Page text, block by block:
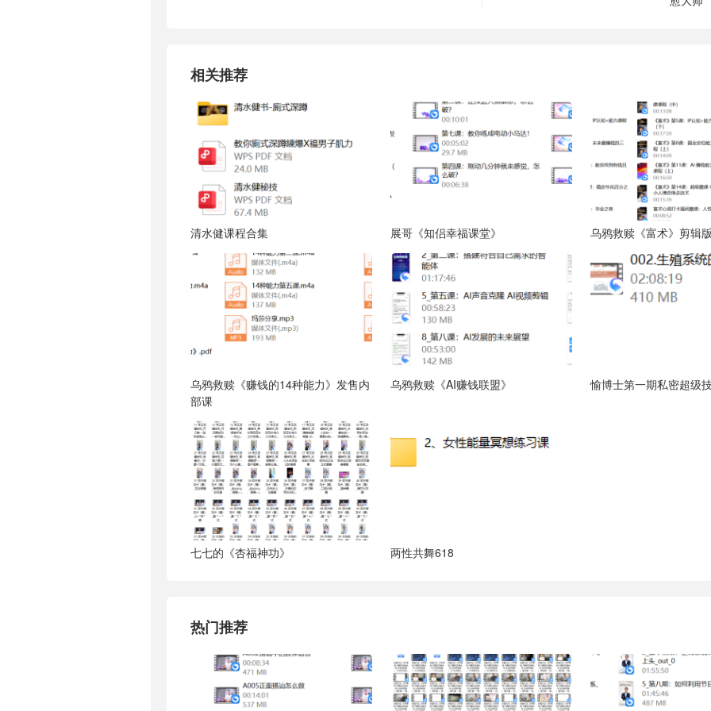
相关推荐
清水健课程合集 展哥《知侣幸福课堂》 乌鸦救赎《富术》剪辑
乌鸦救赎《赚钱的14种能力》发售内
部课
乌鸦救赎《AI赚钱联盟》 愉博士第一期私密超级
七七的《杏福神功》 两性共舞618
热门推荐